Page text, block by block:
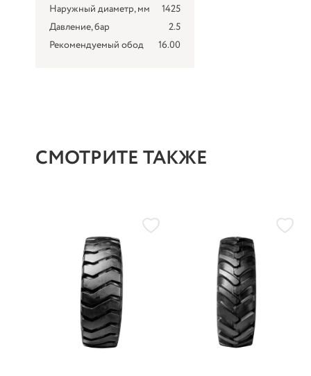
Наружный диаметр, мм
1425
Давление, бар
2.5
Рекомендуемый обод
16.00
СМОТРИТЕ ТАКЖЕ